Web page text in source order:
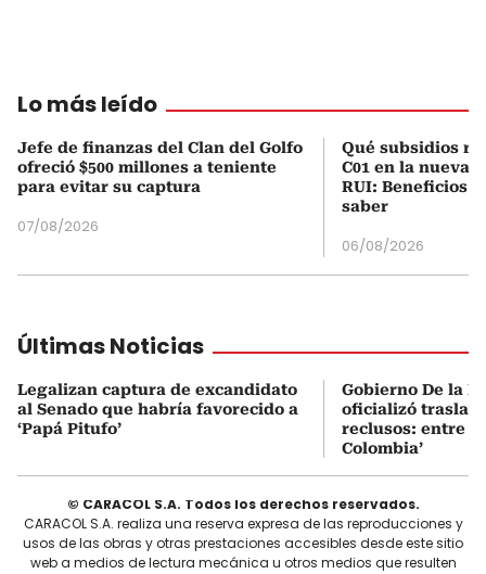
Lo más leído
Jefe de finanzas del Clan del Golfo
ofreció $500 millones a teniente
para evitar su captura
07/08/2026
Qué subsidios
C01 en la nueva
RUI: Beneficios
saber
06/08/2026
Últimas Noticias
Legalizan captura de excandidato
al Senado que habría favorecido a
‘Papá Pitufo’
Gobierno De la
oficializó
reclusos: entre
Colombia’
© CARACOL S.A. Todos los derechos reservados.
CARACOL S.A. realiza una reserva expresa de las reproducciones y
usos de las obras y otras prestaciones accesibles desde este sitio
web a medios de lectura mecánica u otros medios que resulten